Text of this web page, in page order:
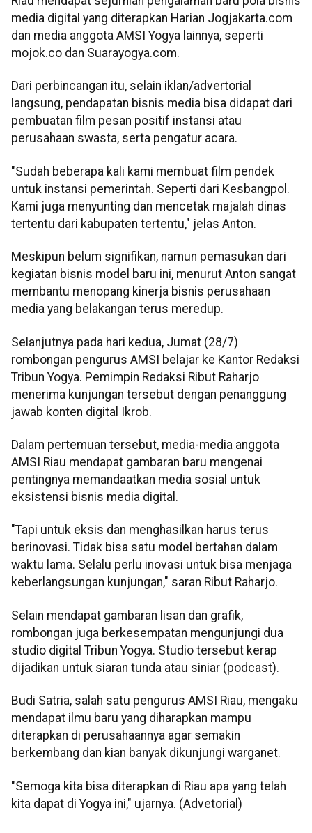
media digital yang diterapkan Harian Jogjakarta.com
dan media anggota AMSI Yogya lainnya, seperti
mojok.co dan Suarayogya.com.
Dari perbincangan itu, selain iklan/advertorial
langsung, pendapatan bisnis media bisa didapat dari
pembuatan film pesan positif instansi atau
perusahaan swasta, serta pengatur acara.
"Sudah beberapa kali kami membuat film pendek
untuk instansi pemerintah. Seperti dari Kesbangpol.
Kami juga menyunting dan mencetak majalah dinas
tertentu dari kabupaten tertentu," jelas Anton.
Meskipun belum signifikan, namun pemasukan dari
kegiatan bisnis model baru ini, menurut Anton sangat
membantu menopang kinerja bisnis perusahaan
media yang belakangan terus meredup.
Selanjutnya pada hari kedua, Jumat (28/7)
rombongan pengurus AMSI belajar ke Kantor Redaksi
Tribun Yogya. Pemimpin Redaksi Ribut Raharjo
menerima kunjungan tersebut dengan penanggung
jawab konten digital Ikrob.
Dalam pertemuan tersebut, media-media anggota
AMSI Riau mendapat gambaran baru mengenai
pentingnya memandaatkan media sosial untuk
eksistensi bisnis media digital.
"Tapi untuk eksis dan menghasilkan harus terus
berinovasi. Tidak bisa satu model bertahan dalam
waktu lama. Selalu perlu inovasi untuk bisa menjaga
keberlangsungan kunjungan," saran Ribut Raharjo.
Selain mendapat gambaran lisan dan grafik,
rombongan juga berkesempatan mengunjungi dua
studio digital Tribun Yogya. Studio tersebut kerap
dijadikan untuk siaran tunda atau siniar (podcast).
Budi Satria, salah satu pengurus AMSI Riau, mengaku
mendapat ilmu baru yang diharapkan mampu
diterapkan di perusahaannya agar semakin
berkembang dan kian banyak dikunjungi warganet.
"Semoga kita bisa diterapkan di Riau apa yang telah
kita dapat di Yogya ini," ujarnya. (Advetorial)